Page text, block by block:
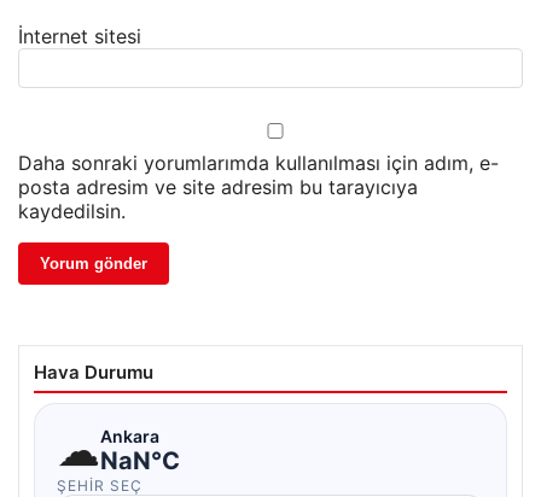
İnternet sitesi
Daha sonraki yorumlarımda kullanılması için adım, e-
posta adresim ve site adresim bu tarayıcıya
kaydedilsin.
Hava Durumu
☁Ankara
NaN°C
ŞEHIR SEÇ